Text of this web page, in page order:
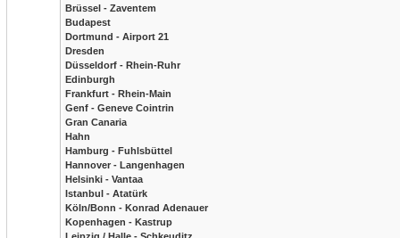
Brüssel - Zaventem
Budapest
Dortmund - Airport 21
Dresden
Düsseldorf - Rhein-Ruhr
Edinburgh
Frankfurt - Rhein-Main
Genf - Geneve Cointrin
Gran Canaria
Hahn
Hamburg - Fuhlsbüttel
Hannover - Langenhagen
Helsinki - Vantaa
Istanbul - Atatürk
Köln/Bonn - Konrad Adenauer
Kopenhagen - Kastrup